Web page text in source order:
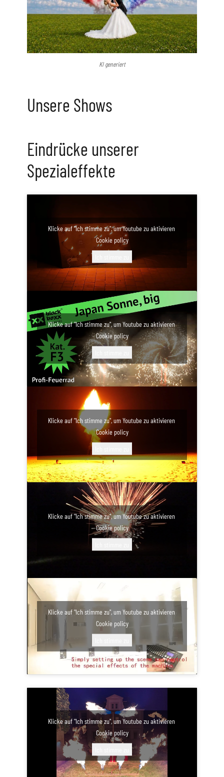
KI generiert
Unsere Shows
Eindrücke unserer
Spezialeffekte
Klicke auf "Ich stimme zu", um Youtube zu aktivieren
Cookie policy
Klicke auf "Ich stimme zu", um Youtube zu aktivieren
Cookie policy
Klicke auf "Ich stimme zu", um Youtube zu aktivieren
Cookie policy
Klicke auf "Ich stimme zu", um Youtube zu aktivieren
Cookie policy
Klicke auf "Ich stimme zu", um Youtube zu aktivieren
Cookie policy
Klicke auf "Ich stimme zu", um Youtube zu aktivieren
Cookie policy